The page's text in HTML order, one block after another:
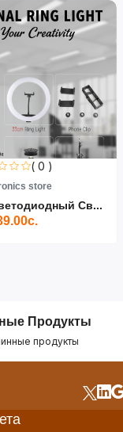
( 0 )
store
Св...
Продукты
продукты